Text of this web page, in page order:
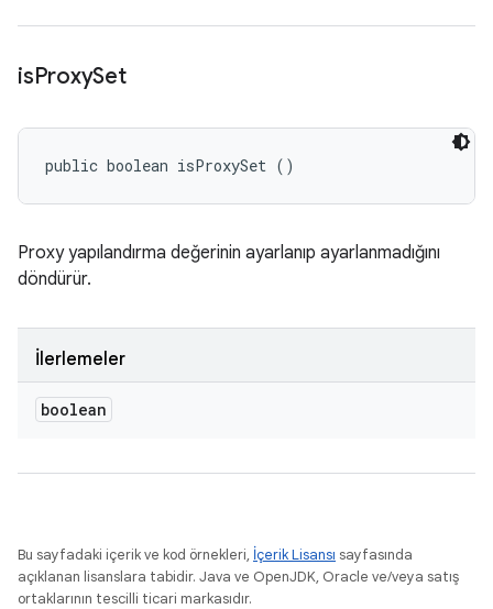
isProxySet
public boolean isProxySet ()
Proxy yapılandırma değerinin ayarlanıp ayarlanmadığını
döndürür.
İlerlemeler
boolean
Bu sayfadaki içerik ve kod örnekleri, İçerik Lisansı sayfasında
açıklanan lisanslara tabidir. Java ve OpenJDK, Oracle ve/veya satış
ortaklarının tescilli ticari markasıdır.